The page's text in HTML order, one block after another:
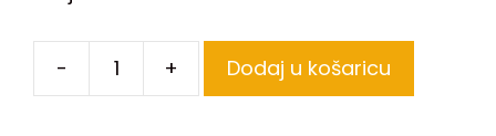
- + Dodaj u košaricu